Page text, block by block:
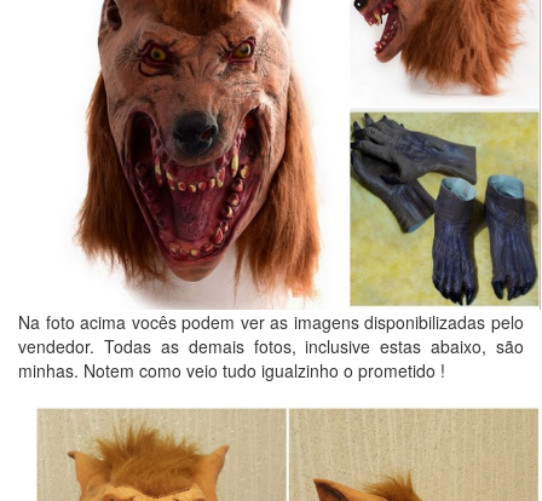
Na foto acima vocês podem ver as imagens disponibilizadas pelo
vendedor. Todas as demais fotos, inclusive estas abaixo, são
minhas. Notem como veio tudo igualzinho o prometido !